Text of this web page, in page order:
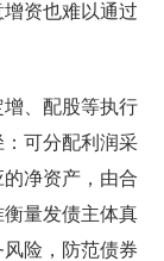
资也难以通过
、配股等执行
可分配利润采
净资产，由合
量发债主体真
险，防范债券